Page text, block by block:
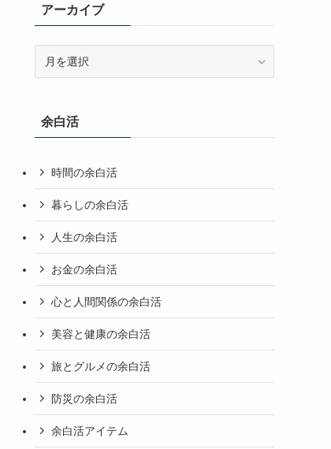
アーカイブ
ブ余白活
時間の余白活
暮らしの余白活
人生の余白活
お金の余白活
心と人間関係の余白活
美容と健康の余白活
旅とグルメの余白活
防災の余白活
余白活アイテム